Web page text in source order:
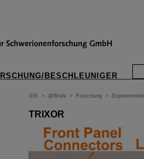
BESCHLEUNIGER
GSI > @Work > Forschung >
TRIXOR